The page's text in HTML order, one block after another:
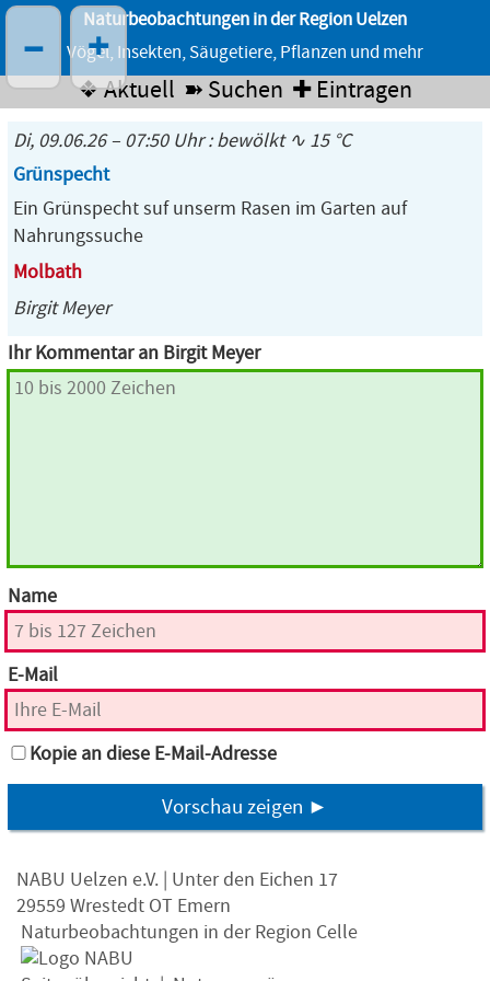
Naturbeobachtungen in der Region Uelzen
Vögel, Insekten, Säugetiere, Pflanzen und mehr
❖ Aktuell ➽ Suchen ✚ Eintragen
Di, 09.06.26 – 07:50 Uhr : bewölkt ∿ 15 °C
Grünspecht
Ein Grünspecht suf unserm Rasen im Garten auf
Nahrungssuche
Molbath
Birgit Meyer
Ihr Kommentar an Birgit Meyer
Name
E-Mail
Kopie an diese E-Mail-Adresse
Vorschau zeigen ►
NABU Uelzen e.V. | Unter den Eichen 17
29559 Wrestedt OT Emern
Naturbeobachtungen in der Region Celle
– +